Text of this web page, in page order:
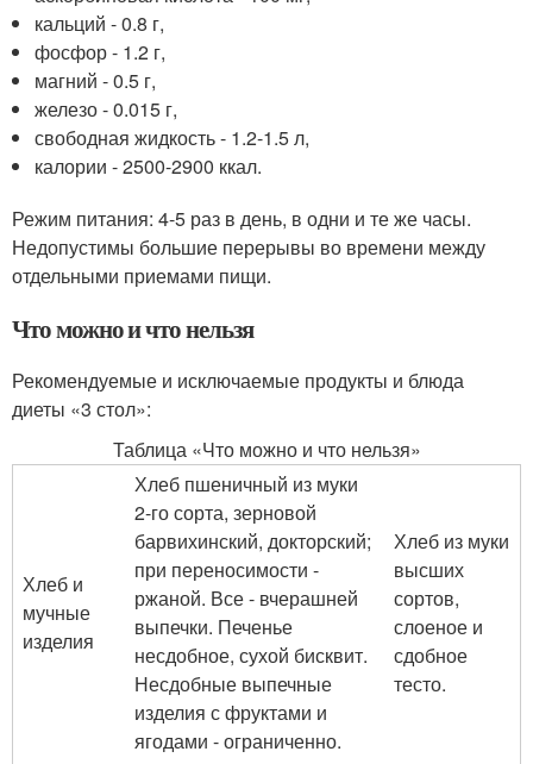
кальций - 0.8 г,
фосфор - 1.2 г,
магний - 0.5 г,
железо - 0.015 г,
свободная жидкость - 1.2-1.5 л,
калории - 2500-2900 ккал.
Режим питания: 4-5 раз в день, в одни и те же часы.
Недопустимы большие перерывы во времени между
отдельными приемами пищи.
Что можно и что нельзя
Рекомендуемые и исключаемые продукты и блюда
диеты «3 стол»:
Таблица «Что можно и что нельзя»
Хлеб и
мучные
изделия
Хлеб пшеничный из муки
2-го сорта, зерновой
барвихинский, докторский;
при переносимости -
ржаной. Все - вчерашней
выпечки. Печенье
несдобное, сухой бисквит.
Несдобные выпечные
изделия с фруктами и
ягодами - ограниченно.
Хлеб из муки
высших
сортов,
слоеное и
сдобное
тесто.